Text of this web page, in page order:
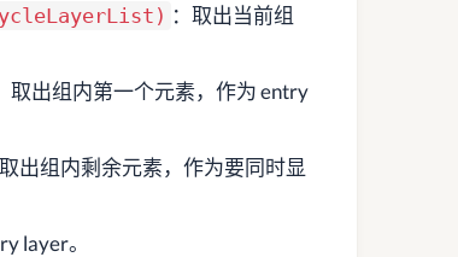
：取出当前组
取出组内第一个元素，作为 entry
出组内剩余元素，作为要同时显
layer。